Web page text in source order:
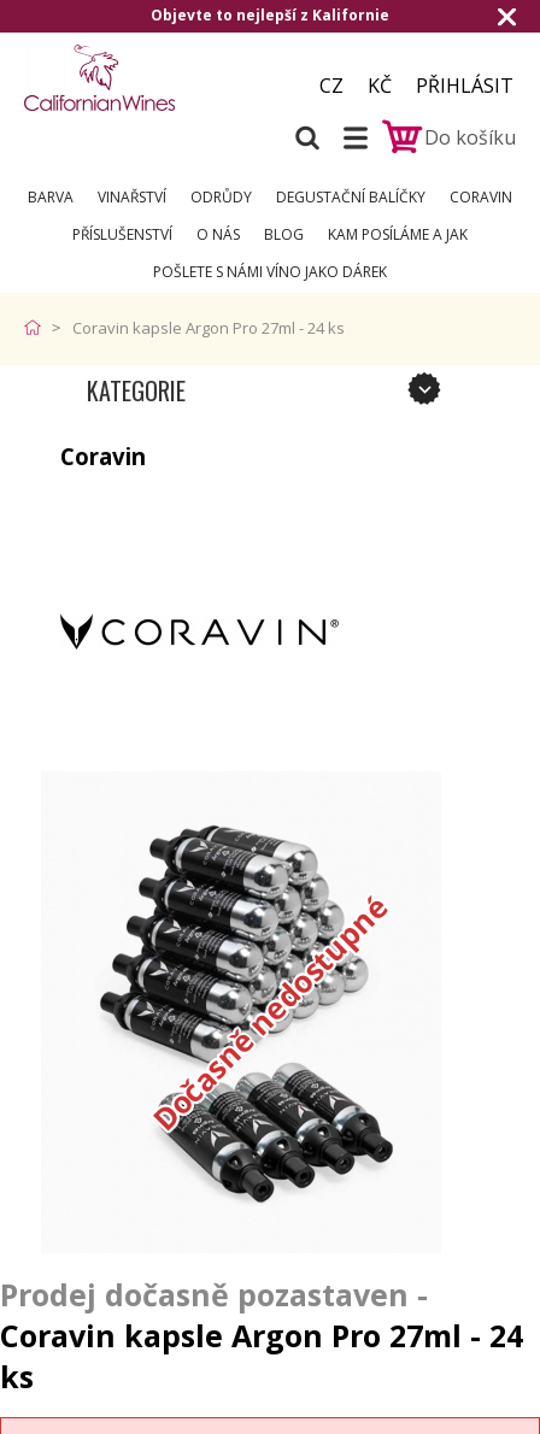
Objevte to nejlepší z Kalifornie
CZ KČ
PŘIHLÁSIT
Do košíku
BARVA VINAŘSTVÍ ODRŮDY DEGUSTAČNÍ BALÍČKY
CORAVIN
PŘÍSLUŠENSTVÍ
O NÁS BLOG
KAM POSÍLÁME A JAK
POŠLETE S NÁMI VÍNO JAKO DÁREK
Coravin kapsle Argon Pro 27ml - 24 ks
KATEGORIE
Coravin
Dočasně nedostupné
Coravin kapsle Argon Pro 27ml - 24
ks